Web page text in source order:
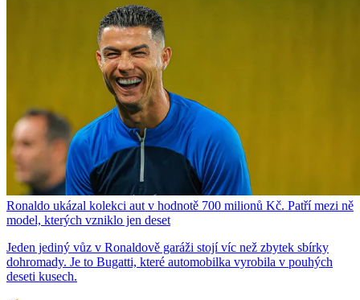
Ronaldo ukázal kolekci aut v hodnotě 700 milionů Kč. Patří mezi ně
model, kterých vzniklo jen deset
Jeden jediný vůz v Ronaldově garáži stojí víc než zbytek sbírky
dohromady. Je to Bugatti, které automobilka vyrobila v pouhých
deseti kusech.